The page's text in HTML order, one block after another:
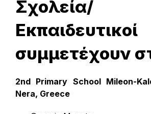
Σχολεία/
συμμετέχουν
2nd Primary School Mileon-
Nera, Greece